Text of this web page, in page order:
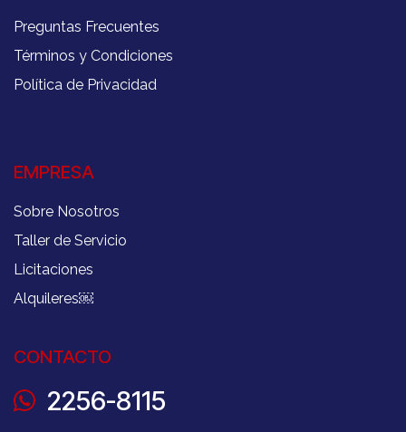
Preguntas Frecuentes
Términos y Condiciones
Política de Privacidad
EMPRESA
Sobre Nosotros
Taller de Servicio
Licitaciones
Alquileres￼
CONTACTO
2256-8115